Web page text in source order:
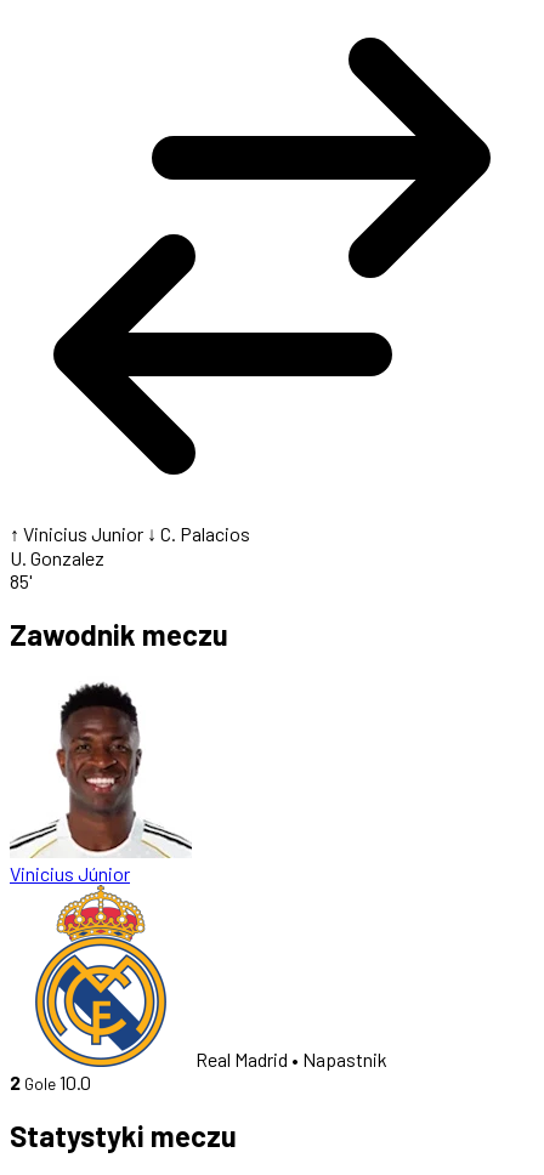
↑ Vinicius Junior ↓ C. Palacios
U. Gonzalez
85'
Zawodnik meczu
Vinicius Júnior
Real Madrid • Napastnik
2 Gole10.0
Statystyki meczu